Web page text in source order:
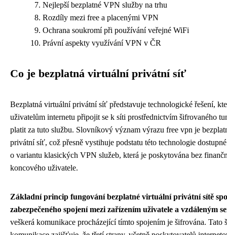
Nejlepší bezplatné VPN služby na trhu
Rozdíly mezi free a placenými VPN
Ochrana soukromí při používání veřejné WiFi
Právní aspekty využívání VPN v ČR
Co je bezplatná virtuální privátní síť
Bezplatná virtuální privátní síť představuje technologické řešení,
uživatelům internetu připojit se k síti prostřednictvím šifrovaného
platit za tuto službu. Slovníkový význam výrazu free vpn je
privátní síť, což přesně vystihuje podstatu této technologie dostupné
o variantu klasických VPN služeb, která je poskytována bez
koncového uživatele.
Základní princip fungování bezplatné virtuální privátní sítě
zabezpečeného spojení mezi zařízením uživatele a vzdáleným
veškerá komunikace procházející tímto spojením je šifrována. Tato